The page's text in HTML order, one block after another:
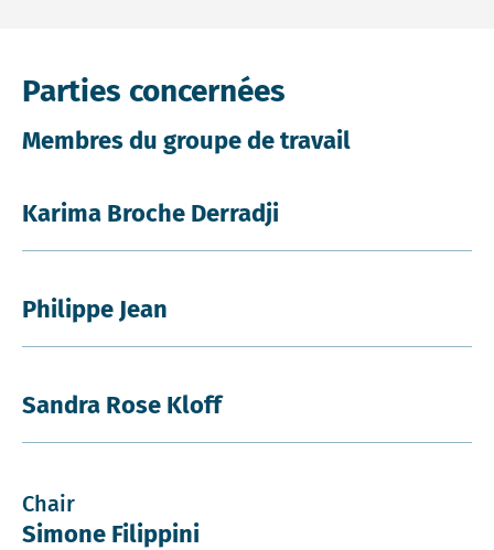
Parties concernées
Membres du groupe de travail
Karima Broche Derradji
Philippe Jean
Sandra Rose Kloff
Chair
Simone Filippini